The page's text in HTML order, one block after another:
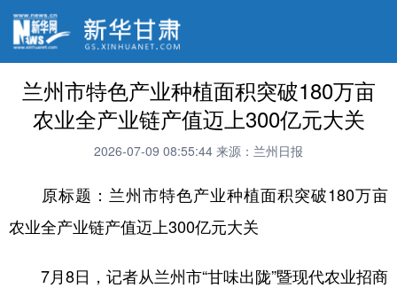
兰州市特色产业种植面积突破180万亩
农业全产业链产值迈上300亿元大关
2026-07-09 08:55:44 来源：兰州日报
原标题：兰州市特色产业种植面积突破180万亩
农业全产业链产值迈上300亿元大关
7月8日，记者从兰州市“甘味出陇”暨现代农业招商